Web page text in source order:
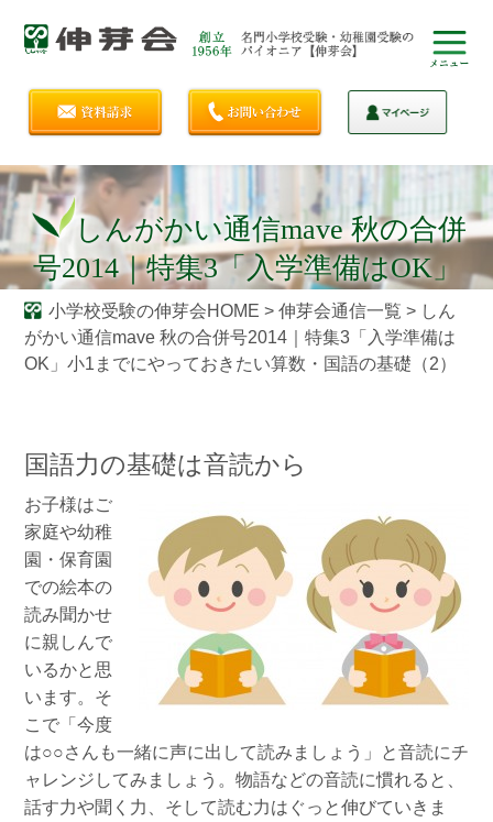
しんがかい通信mave 秋の合併
号2014｜特集3「入学準備はOK」
小1までにやっておきたい算数・
国語の基礎（2）
小学校受験の伸芽会HOME > 伸芽会通信一覧 > しん
がかい通信mave 秋の合併号2014｜特集3「入学準備は
OK」小1までにやっておきたい算数・国語の基礎（2）
国語力の基礎は音読から
お子様はご
家庭や幼稚
園・保育園
での絵本の
読み聞かせ
に親しんで
いるかと思
います。そ
こで「今度
は○○さんも一緒に声に出して読みましょう」と音読にチ
ャレンジしてみましょう。物語などの音読に慣れると、
話す力や聞く力、そして読む力はぐっと伸びていきま